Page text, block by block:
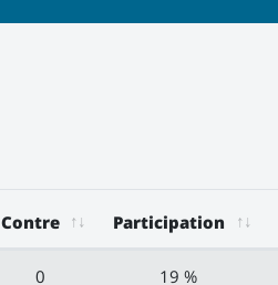
Contre Participation
0 19 %